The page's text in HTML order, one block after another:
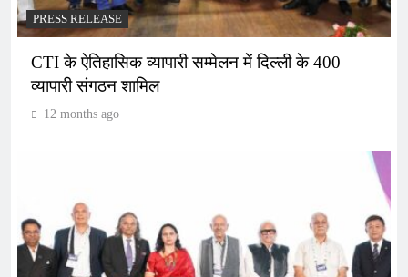
PRESS RELEASE
CTI के ऐतिहासिक व्यापारी सम्मेलन में दिल्ली के 400
व्यापारी संगठन शामिल
12 months ago